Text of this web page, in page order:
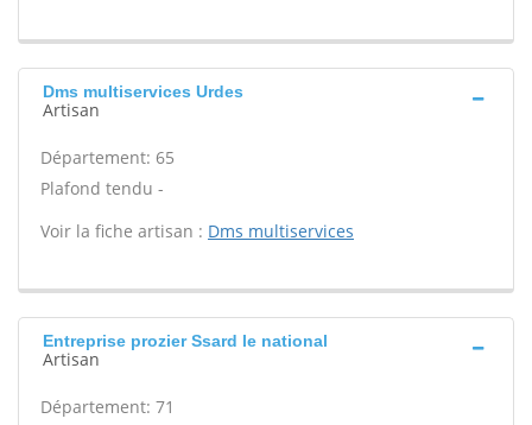
Dms multiservices Urdes
Artisan
Département: 65
Plafond tendu -
Voir la fiche artisan : Dms multiservices
Entreprise prozier Ssard le national
Artisan
Département: 71